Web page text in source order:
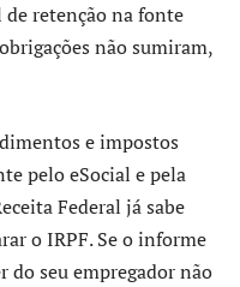
de retenção na fonte
não sumiram,
e impostos
pelo eSocial e pela
Federal já sabe
o IRPF. Se o informe
do seu empregador não